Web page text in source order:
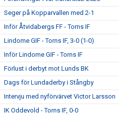
Seger på Kopparvallen med 2-1
Inför Åtvidabergs FF - Torns IF
Lindome GIF - Torns IF, 3-0 (1-0)
Inför Lindome GIF - Torns IF
Förlust i derbyt mot Lunds BK
Dags för Lundaderby i Stångby
Intervju med nyförvärvet Victor Larsson
IK Oddevold - Torns IF, 0-0